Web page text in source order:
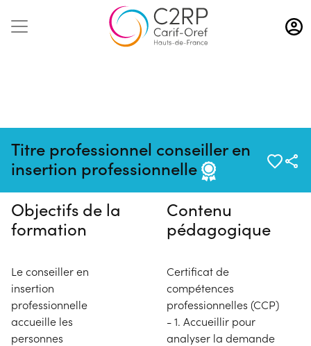
Aller
au
contenu
Titre professionnel conseiller en
insertion professionnelle
Pas de session programmée en
ce moment
Objectifs de la
formation
Le conseiller en
insertion
professionnelle
accueille les
personnes
Contenu
pédagogique
Certificat de
compétences
professionnelles (CCP)
- 1. Accueillir pour
analyser la demande